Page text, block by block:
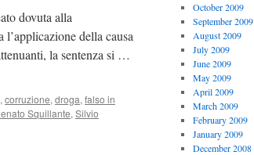
dovuta alla
della causa
la sentenza si …
, corruzione, droga, falso in
Squillante, Silvio
October 2009
September 2009
August 2009
July 2009
June 2009
May 2009
April 2009
March 2009
February 2009
January 2009
December 2008